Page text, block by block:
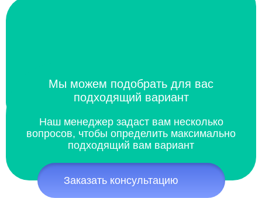
Мы можем подобрать для вас
подходящий вариант
Наш менеджер задаст вам несколько
вопросов, чтобы определить максимально
подходящий вам вариант
Заказать консультацию